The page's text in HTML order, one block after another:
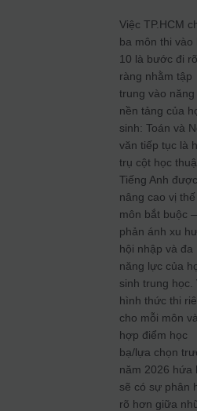
Việc TP.HCM
ba môn thi vào
10 là bước đi rõ
ràng nhằm tập
trung vào năng
nền tảng của
sinh: Toán và
văn tiếp tục là
trụ cột học
Tiếng Anh được
nâng cao vị
môn bắt buộc
phản ánh xu
hội nhập và đa
năng lực của
sinh trung học.
hình thức thi
cho mỗi môn
hợp điểm học
bạ/lựa chọn
năm 2026 hứa
sẽ có sự phân
rõ hơn giữa